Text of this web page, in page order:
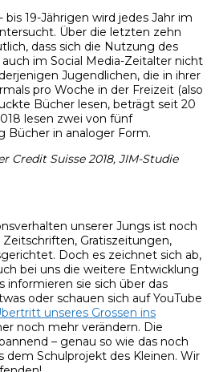
bis 19-Jährigen wird jedes Jahr im
Über die letzten zehn
dass sich die Nutzung des
im Social Media-Zeitalter nicht
Jugendlichen, die in ihrer
pro Woche in der Freizeit (also
Bücher lesen, beträgt seit 20
lesen zwei von fünf
Bücher in analoger Form.
Credit Suisse 2018, JIM-Studie
unserer Jungs ist noch
Gratiszeitungen,
Doch es zeichnet sich ab,
bei uns die weitere Entwicklung
informieren sie sich über das
oder schauen sich auf YouTube
unseres Grossen ins
noch mehr verändern. Die
– genau so wie das noch
dem Schulprojekt des Kleinen. Wir